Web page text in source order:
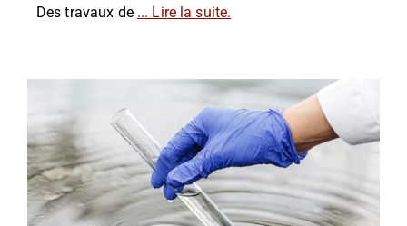
Des travaux de ... Lire la suite.